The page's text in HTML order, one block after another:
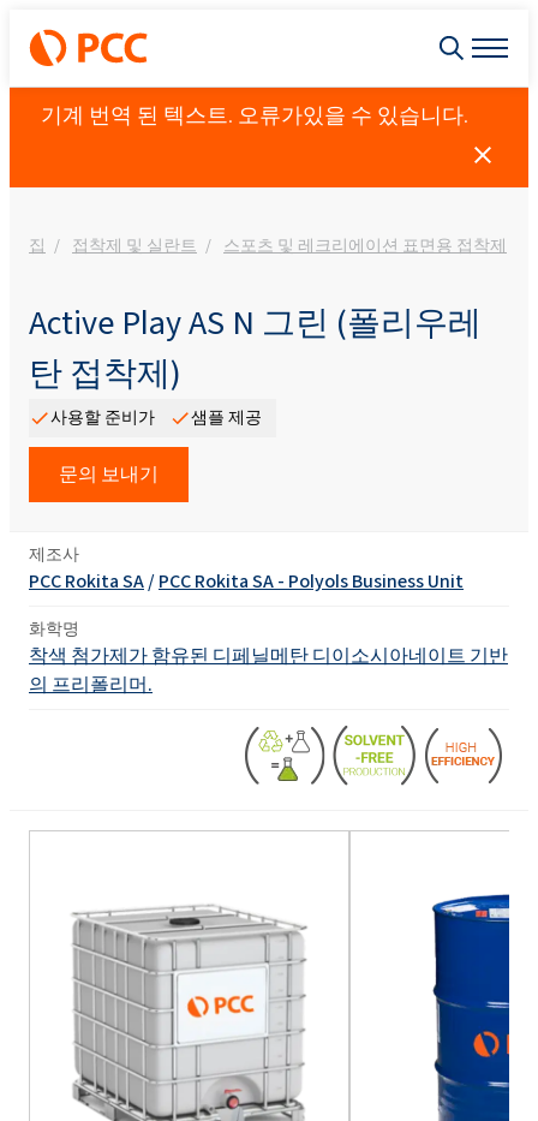
기계 번역 된 텍스트. 오류가있을 수 있습니다.
집 접착제 및 실란트 스포츠 및 레크리에이션 표면용 접착제
Active Play AS N 그린 (폴리우레
탄 접착제)
사용할 준비가 샘플 제공
문의 보내기
제조사
PCC Rokita SA/PCC Rokita SA - Polyols Business Unit
화학명
착색 첨가제가 함유된 디페닐메탄 디이소시아네이트 기반
의 프리폴리머.